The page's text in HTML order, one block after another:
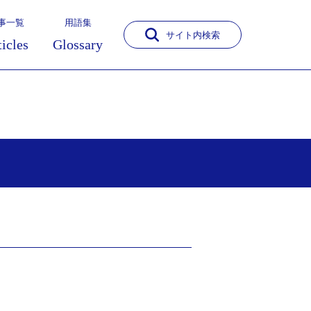
一覧 用語集
Glossary
サイト内検索